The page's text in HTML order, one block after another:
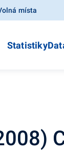
místa
Statistiky